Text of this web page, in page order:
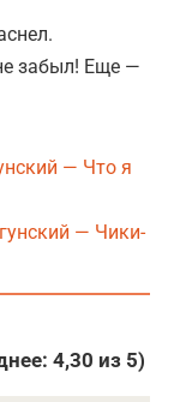
забыл! Еще —
— Что я
— Чики-
4,30 из 5)